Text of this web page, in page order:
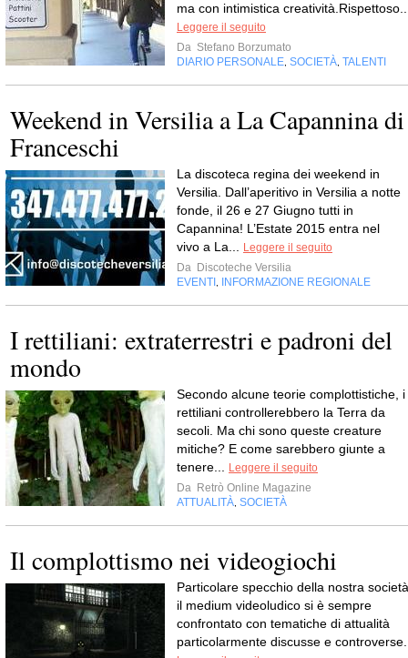
ma con intimistica
Leggere il seguito
Da Stefano Borzumato
DIARIO PERSONALE SOCIETÀ TALENTI
Weekend in Versilia a La Capannina di
Franceschi
La discoteca regina dei weekend in
Versilia. Dall’aperitivo in Versilia a notte
fonde, il 26 e 27 Giugno tutti in
Capannina! L’Estate 2015 entra nel
vivo a La...
Leggere il seguito
Da Discoteche Versilia
EVENTI
INFORMAZIONE REGIONALE
I rettiliani: extraterrestri e padroni del
mondo
Secondo alcune teorie complottistiche, i
rettiliani controllerebbero la Terra da
secoli. Ma chi sono queste creature
mitiche? E come sarebbero giunte a
tenere...
Leggere il seguito
Da Retrò Online Magazine
ATTUALITÀ SOCIETÀ
Il complottismo nei videogiochi
Particolare specchio della nostra
il medium videoludico si è sempre
confrontato con tematiche di attualità
particolarmente discusse e controverse.